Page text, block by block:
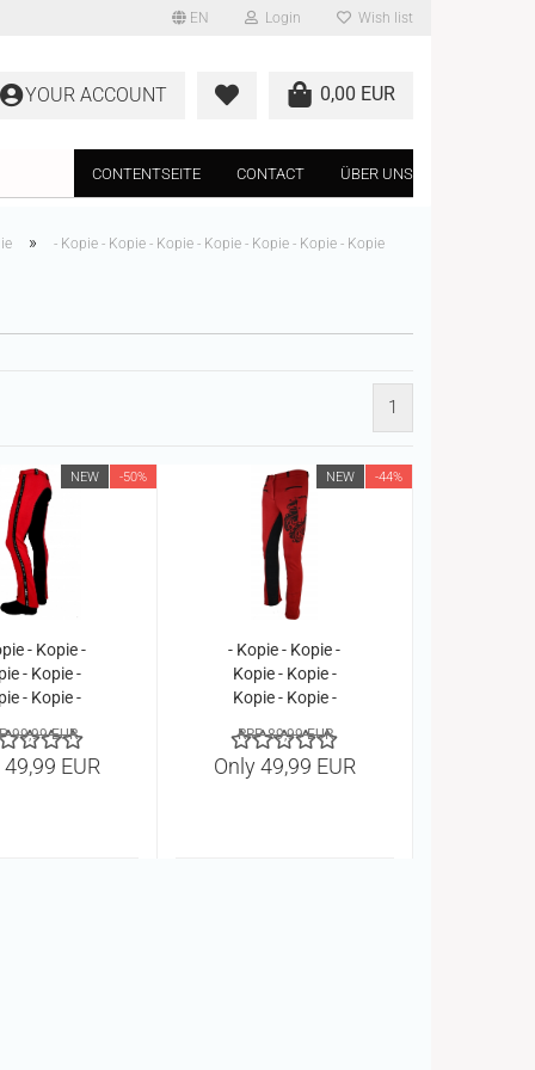
EN Login Wish list
0,00 EUR
YOUR ACCOUNT
CONTENTSEITE CONTACT ÜBER UNS
» - Kopie - Kopie - Kopie - Kopie - Kopie - Kopie - Kopie
1
NEW -50%
- Kopie -
- Kopie -
- Kopie -
- Kopie -
- Kopie -
99,99 EUR
EUR
NEW -44%
- Kopie - Kopie -
Kopie - Kopie -
Kopie - Kopie -
Kopie - Kopie -
Kopie - Kopie -
RRP 89,99 EUR
Only 49,99 EUR